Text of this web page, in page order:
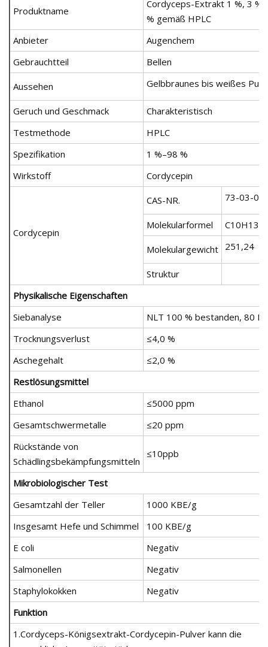
Produktname
Cordyceps-Extrakt 1 %, 3 %,
% gemäß HPLC
Anbieter
Augenchem
Gebrauchtteil
Bellen
Aussehen Gelbbraunes bis weißes
Geruch und Geschmack
Charakteristisch
Testmethode
HPLC
Spezifikation
1 %–98 %
Wirkstoff
Cordycepin
Cordycepin
CAS-NR. 73-03-0
Molekularformel
Molekulargewicht 251,24
Struktur
Physikalische Eigenschaften
Siebanalyse
NLT 100 % bestanden, 80
Trocknungsverlust
≤4,0 %
Aschegehalt
≤2,0 %
Restlösungsmittel
Ethanol
≤5000 ppm
Gesamtschwermetalle
≤20 ppm
Rückstände von
Schädlingsbekämpfungsmitteln
≤10ppb
Mikrobiologischer Test
Gesamtzahl der Teller
1000 KBE/g
Insgesamt Hefe und Schimmel
100 KBE/g
E coli
Negativ
Salmonellen
Negativ
Staphylokokken
Negativ
Funktion
1.Cordyceps-Königsextrakt-Cordycepin-Pulver kann die